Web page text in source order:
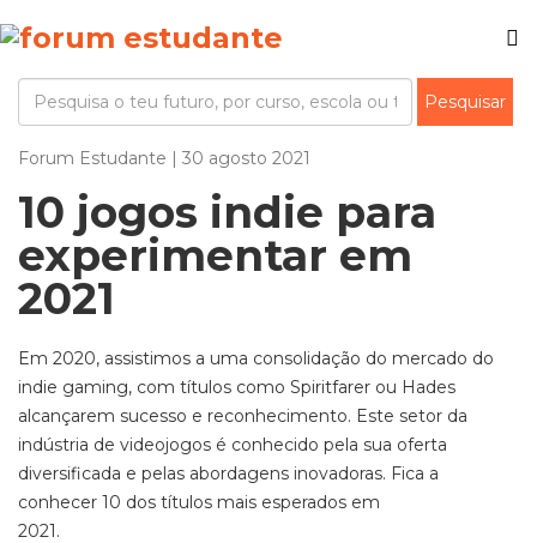
Forum Estudante | 30 agosto 2021
10 jogos indie para
experimentar em
2021
Em 2020, assistimos a uma consolidação do mercado do
indie gaming, com títulos como Spiritfarer ou Hades
alcançarem sucesso e reconhecimento. Este setor da
indústria de videojogos é conhecido pela sua oferta
diversificada e pelas abordagens inovadoras. Fica a
conhecer 10 dos títulos mais esperados em
2021.